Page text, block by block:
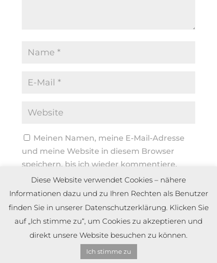
Meinen Namen, meine E-Mail-Adresse
und meine Website in diesem Browser
speichern, bis ich wieder kommentiere.
Copyright by Dennis Meier
Diese Website verwendet Cookies – nähere
Informationen dazu und zu Ihren Rechten als Benutzer
finden Sie in unserer Datenschutzerklärung. Klicken Sie
auf „Ich stimme zu“, um Cookies zu akzeptieren und
direkt unsere Website besuchen zu können.
Ich stimme zu